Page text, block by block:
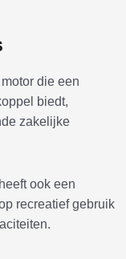
die een
biedt,
zakelijke
ook een
recreatief gebruik